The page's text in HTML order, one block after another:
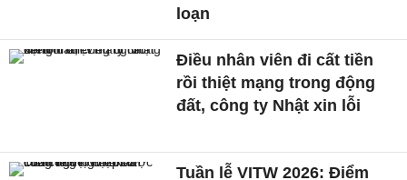
loạn
Điều nhân viên đi cất tiền
rồi thiệt mạng trong động
đất, công ty Nhật xin lỗi
Tuần lễ VITW 2026: Điểm